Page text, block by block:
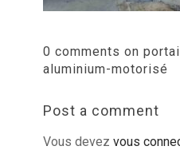
0 comments on
aluminium-motorisé
Post a comment
Vous devez vous